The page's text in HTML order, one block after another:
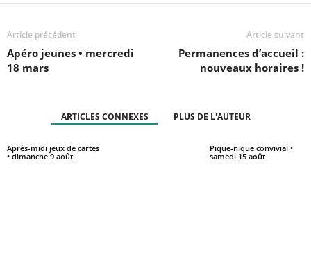
Article précédent
Apéro jeunes • mercredi
18 mars
Article suivant
Permanences d’accueil :
nouveaux horaires !
ARTICLES CONNEXES PLUS DE L'AUTEUR
Après-midi jeux de cartes
• dimanche 9 août
Pique-nique convivial •
samedi 15 août